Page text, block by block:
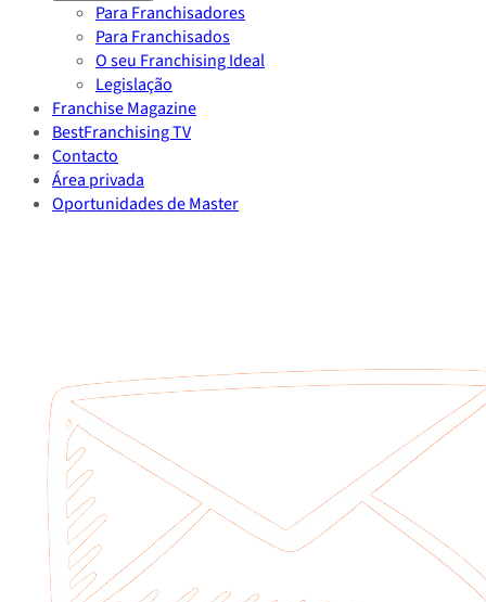
Para Franchisadores
Para Franchisados
O seu Franchising Ideal
Legislação
Franchise Magazine
BestFranchising TV
Contacto
Área privada
Oportunidades de Master